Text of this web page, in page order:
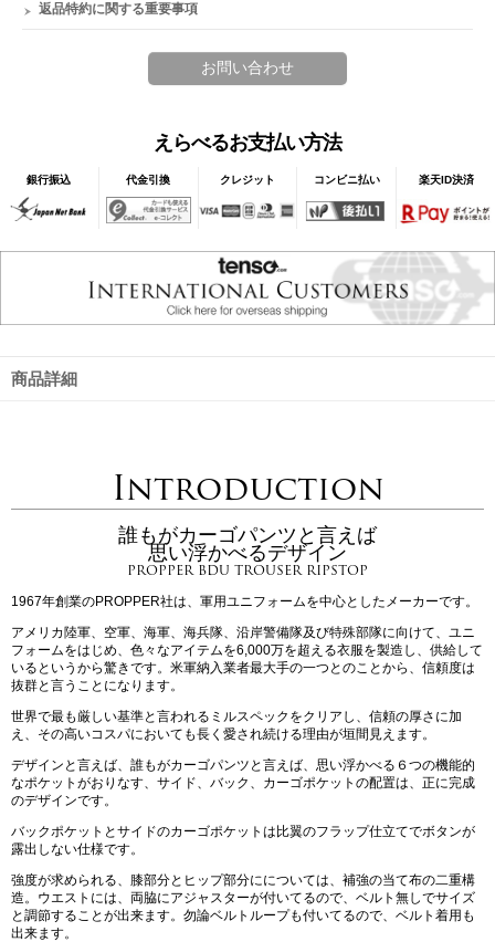
返品特約に関する重要事項
えらべるお支払い方法
銀行振込 代金引換 クレジット コンビニ払い 楽天ID決済
商品詳細
Introduction
誰もがカーゴパンツと言えば
思い浮かべるデザイン
PROPPER BDU TROUSER RIPSTOP
1967年創業のPROPPER社は、軍用ユニフォームを中心としたメーカーです。
アメリカ陸軍、空軍、海軍、海兵隊、沿岸警備隊及び特殊部隊に向けて、ユニ
フォームをはじめ、色々なアイテムを6,000万を超える衣服を製造し、供給して
いるというから驚きです。米軍納入業者最大手の一つとのことから、信頼度は
抜群と言うことになります。
世界で最も厳しい基準と言われるミルスペックをクリアし、信頼の厚さに加
え、その高いコスパにおいても長く愛され続ける理由が垣間見えます。
デザインと言えば、誰もがカーゴパンツと言えば、思い浮かべる６つの機能的
なポケットがおりなす、サイド、バック、カーゴポケットの配置は、正に完成
のデザインです。
バックポケットとサイドのカーゴポケットは比翼のフラップ仕立てでボタンが
露出しない仕様です。
強度が求められる、膝部分とヒップ部分にについては、補強の当て布の二重構
造。ウエストには、両脇にアジャスターが付いてるので、ベルト無しでサイズ
と調節することが出来ます。勿論ベルトループも付いてるので、ベルト着用も
出来ます。